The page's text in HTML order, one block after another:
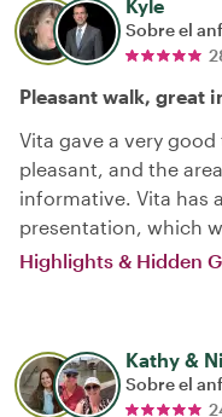
Kyle
Sobre el
Pleasant walk, great
Vita gave a very
pleasant, and the
informative. Vita has
presentation, which
Highlights & Hidden
Kathy &
Sobre el